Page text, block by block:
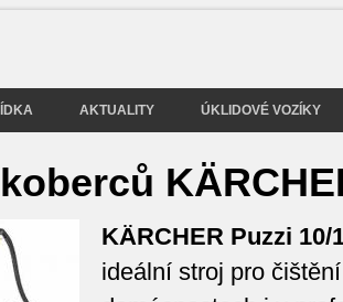
AKTUALITY ÚKLIDOVÉ VOZÍKY
KÄRCHER Puzzi 10/
ideální stroj pro